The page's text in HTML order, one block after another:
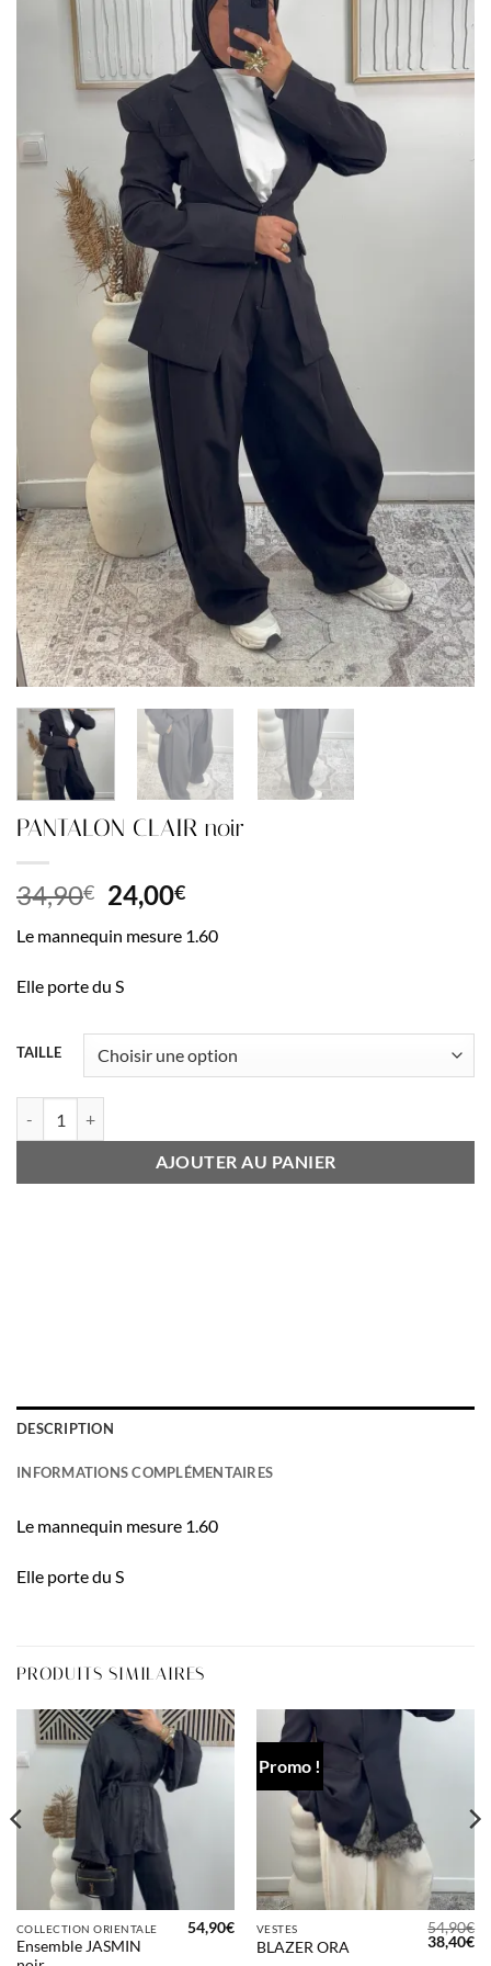
PANTALON CLAIR noir
34,90€ Le
prix
initial
était :
34,90€.
24,00€Le
actuel
Le mannequin mesure 1.60
Elle porte du S
TAILLE
AJOUTER AU PANIER
DESCRIPTION
INFORMATIONS COMPLÉMENTAIRES
Le mannequin mesure 1.60
Elle porte du S
PRODUITS SIMILAIRES
COLLECTION ORIENTALE
Ensemble JASMIN
54,90€
Promo !
VESTES
BLAZER ORA
54,90€
Le
prix
38,40€Le